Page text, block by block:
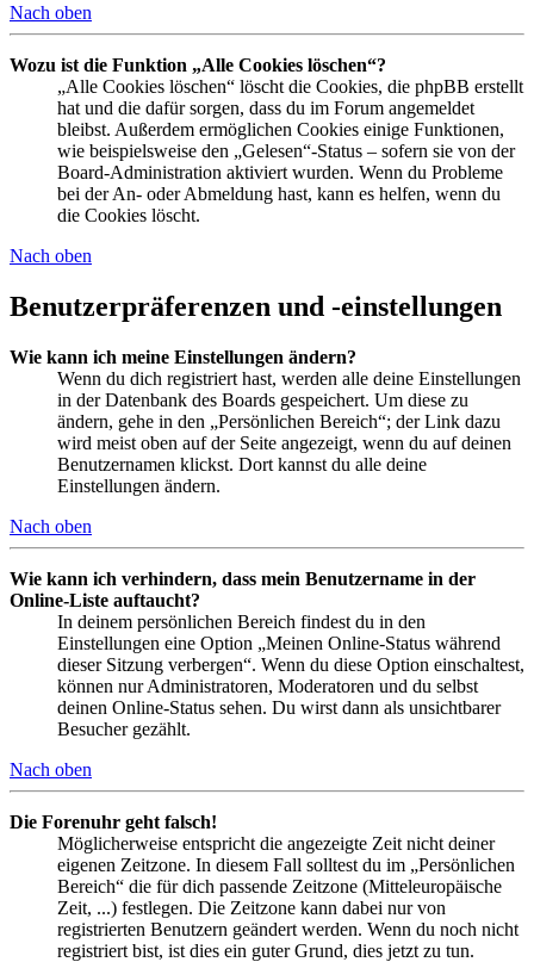
Nach oben
Wozu ist die Funktion „Alle Cookies löschen“?
„Alle Cookies löschen“ löscht die Cookies, die phpBB erstellt
hat und die dafür sorgen, dass du im Forum angemeldet
bleibst. Außerdem ermöglichen Cookies einige Funktionen,
wie beispielsweise den „Gelesen“-Status – sofern sie von der
Board-Administration aktiviert wurden. Wenn du Probleme
bei der An- oder Abmeldung hast, kann es helfen, wenn du
die Cookies löscht.
Nach oben
Benutzerpräferenzen und -einstellungen
Wie kann ich meine Einstellungen ändern?
Wenn du dich registriert hast, werden alle deine Einstellungen
in der Datenbank des Boards gespeichert. Um diese zu
ändern, gehe in den „Persönlichen Bereich“; der Link dazu
wird meist oben auf der Seite angezeigt, wenn du auf deinen
Benutzernamen klickst. Dort kannst du alle deine
Einstellungen ändern.
Nach oben
Wie kann ich verhindern, dass mein Benutzername in der
Online-Liste auftaucht?
In deinem persönlichen Bereich findest du in den
Einstellungen eine Option „Meinen Online-Status während
dieser Sitzung verbergen“. Wenn du diese Option einschaltest,
können nur Administratoren, Moderatoren und du selbst
deinen Online-Status sehen. Du wirst dann als unsichtbarer
Besucher gezählt.
Nach oben
Die Forenuhr geht falsch!
Möglicherweise entspricht die angezeigte Zeit nicht deiner
eigenen Zeitzone. In diesem Fall solltest du im „Persönlichen
Bereich“ die für dich passende Zeitzone (Mitteleuropäische
Zeit, ...) festlegen. Die Zeitzone kann dabei nur von
registrierten Benutzern geändert werden. Wenn du noch nicht
registriert bist, ist dies ein guter Grund, dies jetzt zu tun.